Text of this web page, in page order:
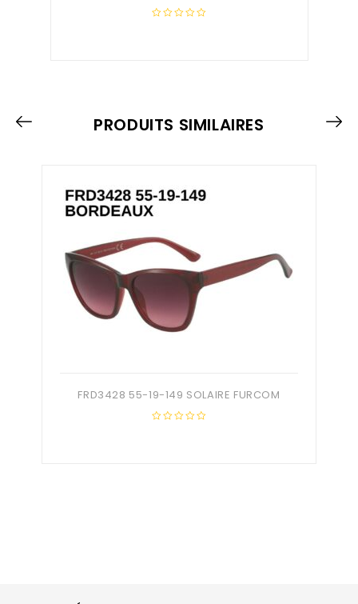
PRODUITS SIMILAIRES
FRD3428 55-19-149 SOLAIRE FURCOM